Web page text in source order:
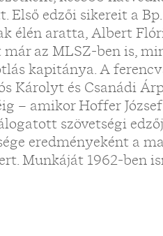
Első edzői sikereit a
élén aratta, Albert
az MLSZ-ben is,
kapitánya. A
Károlyt és Csanádi
– amikor Hoffer
szövetségi
eredményeként a
Munkáját 1962-ben